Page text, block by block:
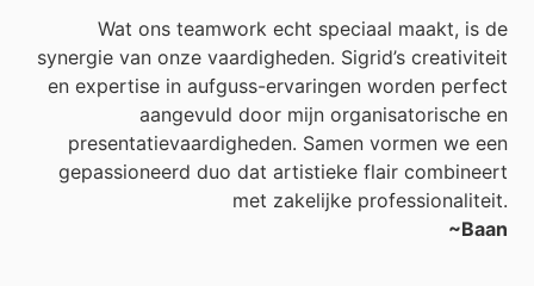
Wat ons teamwork echt speciaal maakt, is de
synergie van onze vaardigheden. Sigrid’s creativiteit
en expertise in aufguss-ervaringen worden perfect
aangevuld door mijn organisatorische en
presentatievaardigheden. Samen vormen we een
gepassioneerd duo dat artistieke flair combineert
met zakelijke professionaliteit.
~Baan